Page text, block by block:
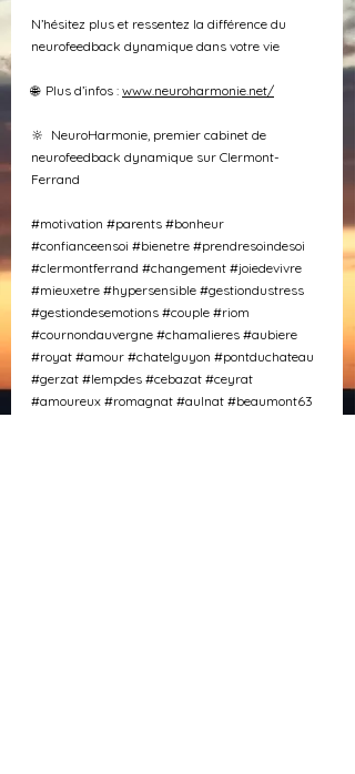
N’hésitez plus et ressentez la différence du
neurofeedback dynamique dans votre vie
🌐  Plus d’infos : www.neuroharmonie.net/
🔆  NeuroHarmonie, premier cabinet de
neurofeedback dynamique sur Clermont-
Ferrand
#motivation #parents #bonheur
#confianceensoi #bienetre #prendresoindesoi
#clermontferrand #changement #joiedevivre
#mieuxetre #hypersensible #gestiondustress
#gestiondesemotions #couple #riom
#cournondauvergne #chamalieres #aubiere
#royat #amour #chatelguyon #pontduchateau
#gerzat #lempdes #cebazat #ceyrat
#amoureux #romagnat #aulnat #beaumont63